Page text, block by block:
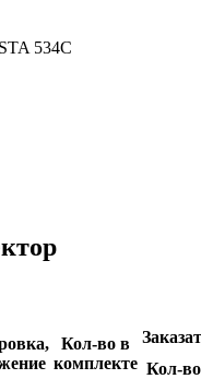
534C
Кол-во в
комплекте Кол-во